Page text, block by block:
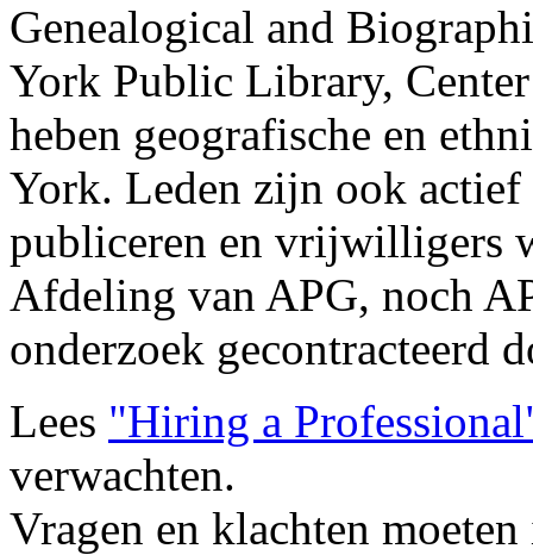
Genealogical and
York Public Library,
heben geografische en
York. Leden zijn ook
publiceren en vrijwilligers
Afdeling van APG, noch
onderzoek gecontracteerd
Lees "Hiring a
verwachten.
Vragen en klachten